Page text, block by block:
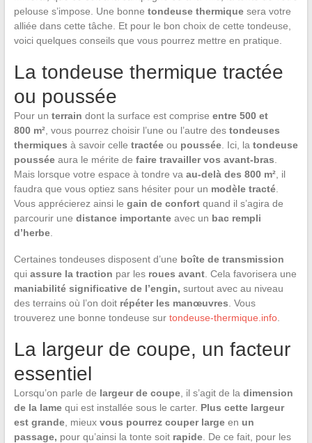
pelouse s’impose. Une bonne tondeuse thermiquesera votre
alliée dans cette tâche. Et pour le bon choix de cette tondeuse,
voici quelques conseils que vous pourrez mettre en pratique.
La tondeuse thermique tractée
ou poussée
Pour un terrain dont la surface est comprise entre 500 et
800 m², vous pourrez choisir l’une ou l’autre des tondeuses
thermiques à savoir celle tractéeou poussée. Ici, la tondeuse
pousséeaura le mérite de faire travailler vos avant-bras
Mais lorsque votre espace à tondre va au-delà des 800 m², il
faudra que vous optiez sans hésiter pour un modèle tracté.
Vous apprécierez ainsi le gain de confortquand il s’agira de
parcourir une distance importanteavec un bac rempli
d’herbe.
Certaines tondeuses disposent d’une boîte de transmission
qui assure la traction par les roues avant. Cela favorisera une
maniabilité significative de l’engin, surtout avec au niveau
des terrains où l’on doit répéter les manœuvres . Vous
trouverez une bonne tondeuse sur tondeuse-thermique.info.
La largeur de coupe, un facteur
essentiel
Lorsqu’on parle de largeur de coupe, il s’agit de la dimension
de la lamequi est installée sous le carter. Plus cette largeur
est grande, mieux vous pourrez couper largeen un
passage, pour qu’ainsi la tonte soit rapide. De ce fait, pour les